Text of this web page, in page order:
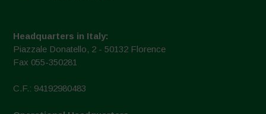
Headquarters in Italy:
Piazzale Donatello, 2 - 50132 Florence
Fax 055-350281
C.F.: 94192980483